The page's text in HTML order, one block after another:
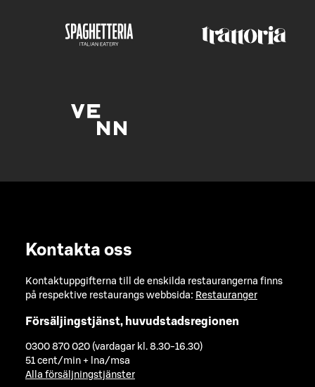
Kontakta oss
Kontaktuppgifterna till de enskilda restaurangerna finns
på respektive restaurangs webbsida: Restauranger
Försäljingstjänst, huvudstadsregionen
0300 870 020 (vardagar kl. 8.30-16.30)
51 cent/min + lna/msa
Alla försäljningstjänster